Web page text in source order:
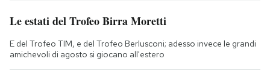
Le estati del Trofeo Birra Moretti
E del Trofeo TIM, e del Trofeo Berlusconi; adesso invece le grandi
amichevoli di agosto si giocano all'estero